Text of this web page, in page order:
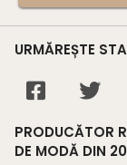
URMĂREȘTE
PRODUCĂTOR
DE MODĂ DIN